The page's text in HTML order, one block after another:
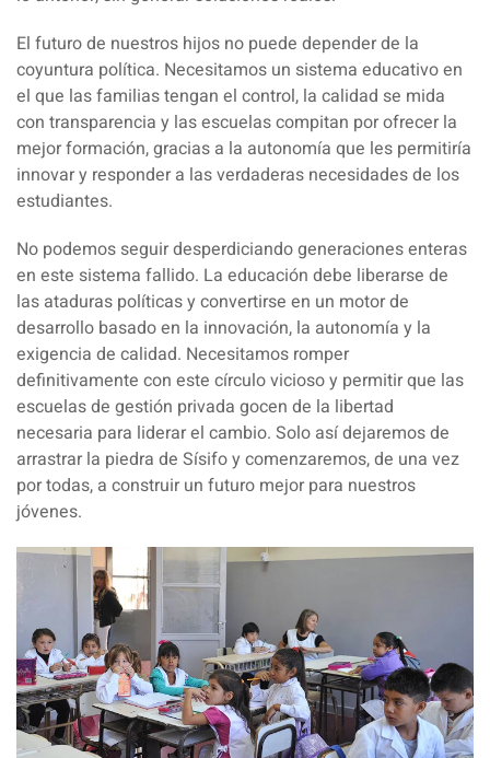
El futuro de nuestros hijos no puede depender de la
coyuntura política. Necesitamos un sistema educativo en
el que las familias tengan el control, la calidad se mida
con transparencia y las escuelas compitan por ofrecer la
mejor formación, gracias a la autonomía que les permitiría
innovar y responder a las verdaderas necesidades de los
estudiantes.
No podemos seguir desperdiciando generaciones enteras
en este sistema fallido. La educación debe liberarse de
las ataduras políticas y convertirse en un motor de
desarrollo basado en la innovación, la autonomía y la
exigencia de calidad. Necesitamos romper
definitivamente con este círculo vicioso y permitir que las
escuelas de gestión privada gocen de la libertad
necesaria para liderar el cambio. Solo así dejaremos de
arrastrar la piedra de Sísifo y comenzaremos, de una vez
por todas, a construir un futuro mejor para nuestros
jóvenes.